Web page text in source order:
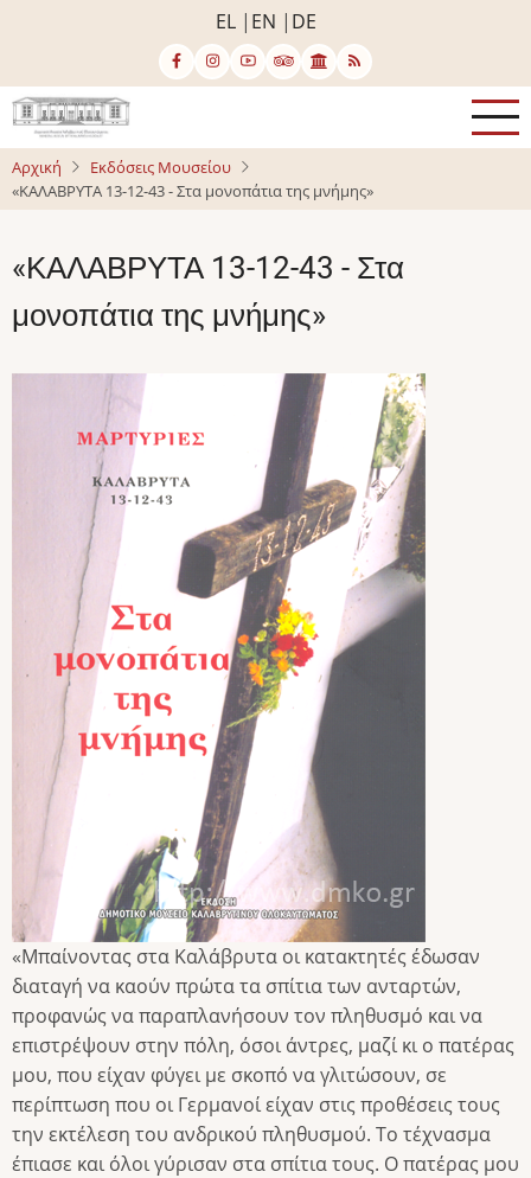
κυρίως
περιεχόμενο
EL EN DE
Αρχική
Εκδόσεις Μουσείου
«ΚΑΛΑΒΡΥΤΑ 13-12-43 - Στα μονοπάτια της μνήμης»
«ΚΑΛΑΒΡΥΤΑ 13-12-43 - Στα
μονοπάτια της μνήμης»
«Μπαίνοντας στα Καλάβρυτα οι κατακτητές έδωσαν
διαταγή να καούν πρώτα τα σπίτια των ανταρτών,
προφανώς να παραπλανήσουν τον πληθυσμό και να
επιστρέψουν στην πόλη, όσοι άντρες, μαζί κι ο πατέρας
μου, που είχαν φύγει με σκοπό να γλιτώσουν, σε
περίπτωση που οι Γερμανοί είχαν στις προθέσεις τους
την εκτέλεση του ανδρικού πληθυσμού. Το τέχνασμα
έπιασε και όλοι γύρισαν στα σπίτια τους. Ο πατέρας μου